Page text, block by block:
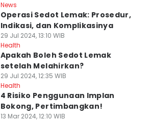
News
Operasi Sedot Lemak: Prosedur,
Indikasi, dan Komplikasinya
29 Jul 2024, 13:10 WIB
Health
Apakah Boleh Sedot Lemak
setelah Melahirkan?
29 Jul 2024, 12:35 WIB
Health
4 Risiko Penggunaan Implan
Bokong, Pertimbangkan!
13 Mar 2024, 12:10 WIB